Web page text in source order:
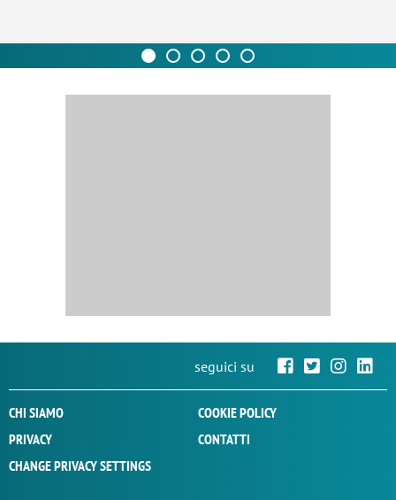
seguici su
CHI SIAMO
COOKIE POLICY
PRIVACY
CONTATTI
CHANGE PRIVACY SETTINGS